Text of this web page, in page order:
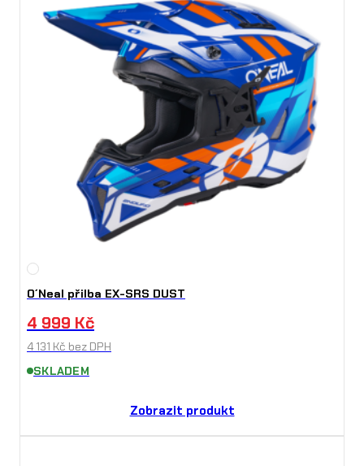
O´Neal přilba EX-SRS DUST
4 999 Kč
4 131 Kč bez DPH
SKLADEM
Zobrazit produkt